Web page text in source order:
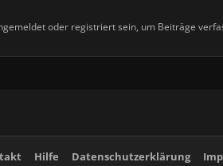
oder registriert sein, um Beiträge
Hilfe Datenschutzerklärung